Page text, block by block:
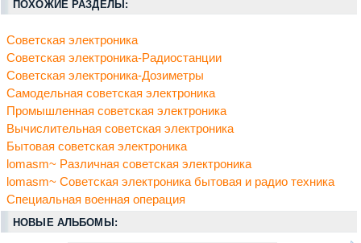
ПОХОЖИЕ РАЗДЕЛЫ:
Советская электроника
Советская электроника-Радиостанции
Советская электроника-Дозиметры
Самодельная советская электроника
Промышленная советская электроника
Вычислительная советская электроника
Бытовая советская электроника
lomasm~ Различная советская электроника
lomasm~ Советская электроника бытовая и радио техника
Специальная военная операция
НОВЫЕ АЛЬБОМЫ: